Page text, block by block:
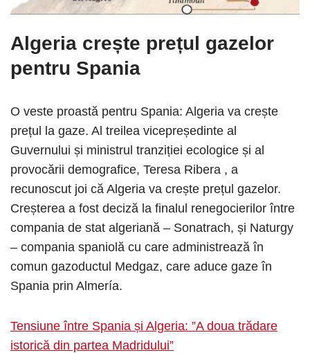
Algeria crește prețul gazelor
pentru Spania
O veste proastă pentru Spania: Algeria va crește
prețul la gaze. Al treilea vicepreședinte al
Guvernului și ministrul tranziției ecologice și al
provocării demografice, Teresa Ribera , a
recunoscut joi că Algeria va crește prețul gazelor.
Creșterea a fost deciză la finalul renegocierilor între
compania de stat algeriană – Sonatrach, și Naturgy
– compania spaniolă cu care administrează în
comun gazoductul Medgaz, care aduce gaze în
Spania prin Almería.
Tensiune între Spania și Algeria: ”A doua trădare
istorică din partea Madridului”